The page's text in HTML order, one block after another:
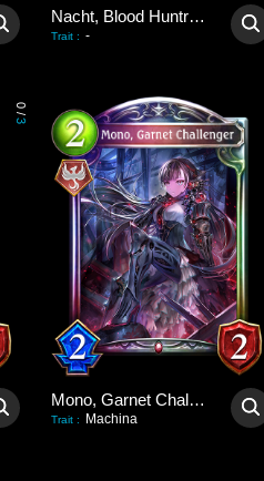
Nacht, Blood Huntress
Trait : -
0
/
3
Mono, Garnet Challenger
Trait : Machina